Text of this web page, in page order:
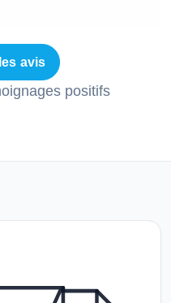
avis
positifs